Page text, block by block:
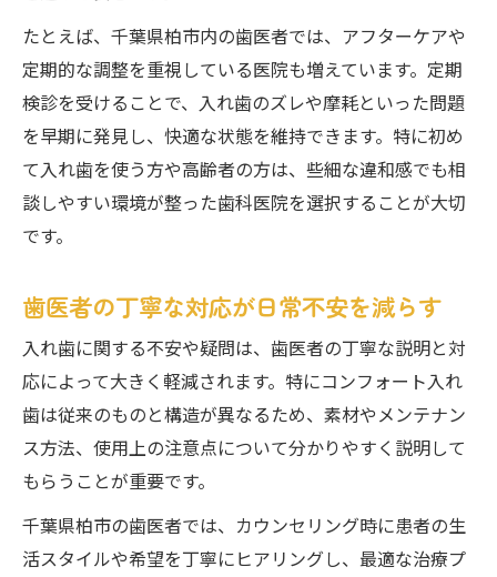
たとえば、千葉県柏市内の歯医者では、アフターケアや
定期的な調整を重視している医院も増えています。定期
検診を受けることで、入れ歯のズレや摩耗といった問題
を早期に発見し、快適な状態を維持できます。特に初め
て入れ歯を使う方や高齢者の方は、些細な違和感でも相
談しやすい環境が整った歯科医院を選択することが大切
です。
歯医者の丁寧な対応が日常不安を減らす
入れ歯に関する不安や疑問は、歯医者の丁寧な説明と対
応によって大きく軽減されます。特にコンフォート入れ
歯は従来のものと構造が異なるため、素材やメンテナン
ス方法、使用上の注意点について分かりやすく説明して
もらうことが重要です。
千葉県柏市の歯医者では、カウンセリング時に患者の生
活スタイルや希望を丁寧にヒアリングし、最適な治療プ